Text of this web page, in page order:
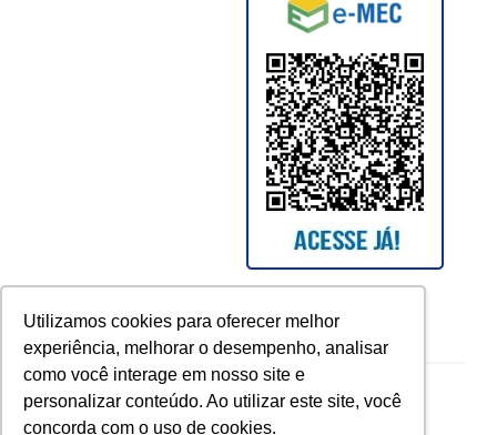
Utilizamos cookies para oferecer melhor
experiência, melhorar o desempenho, analisar
como você interage em nosso site e
personalizar conteúdo. Ao utilizar este site, você
concorda com o uso de cookies.
Copyright © 2026 UCAM. All rights reserved.